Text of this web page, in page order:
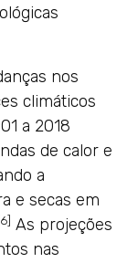
nos
climáticos
a 2018
de calor e
a
e secas em
As projeções
nas